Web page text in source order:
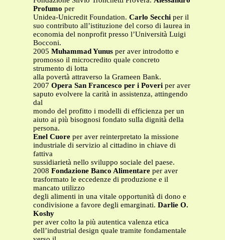
Profumo per
Unidea-Unicredit Foundation. Carlo Secchi per il
suo contributo all’istituzione del corso di laurea in
economia del nonprofit presso l’Università Luigi
Bocconi.
2005 Muhammad Yunus per aver introdotto e
promosso il microcredito quale concreto
strumento di lotta
alla povertà attraverso la Grameen Bank.
2007 Opera San Francesco per i Poveri per aver
saputo evolvere la carità in assistenza, attingendo
dal
mondo del profitto i modelli di efficienza per un
aiuto ai più bisognosi fondato sulla dignità della
persona.
Enel Cuore per aver reinterpretato la missione
industriale di servizio al cittadino in chiave di
fattiva
sussidiarietà nello sviluppo sociale del paese.
2008 Fondazione Banco Alimentare per aver
trasformato le eccedenze di produzione e il
mancato utilizzo
degli alimenti in una vitale opportunità di dono e
condivisione a favore degli emarginati. Darlie O.
Koshy
per aver colto la più autentica valenza etica
dell’industrial design quale tramite fondamentale